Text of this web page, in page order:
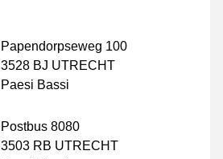
Papendorpseweg 100
3528 BJ UTRECHT
Paesi Bassi
Postbus 8080
3503 RB UTRECHT